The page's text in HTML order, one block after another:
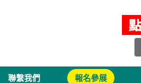
聯繫我們 報名參展